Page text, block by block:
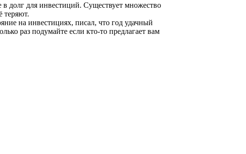
в долг для инвестиций. Существует множество
теряют.
на инвестициях, писал, что год удачный
раз подумайте если кто-то предлагает вам